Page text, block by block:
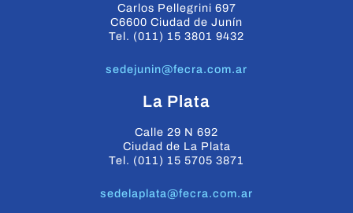
Carlos Pellegrini 697
C6600 Ciudad de Junín
Tel. (011) 15 3801 9432
sedejunin@fecra.com.ar
La Plata
Calle 29 N 692
Ciudad de La Plata
Tel. (011) 15 5705 3871
sedelaplata@fecra.com.ar